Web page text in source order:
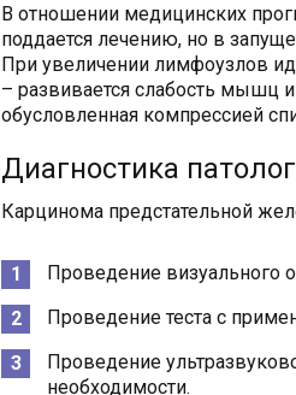
В отношении медицинских
поддается лечению, но в
При увеличении лимфоузлов
– развивается слабость мышц
обусловленная компрессией
Диагностика
Карцинома предстательной
Проведение визуального
Проведение теста с
Проведение
необходимости.